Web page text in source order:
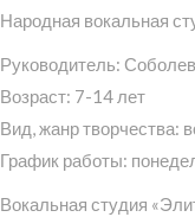
Народная вокальная
Руководитель:
Возраст: 7-14 лет
Вид, жанр творчества:
График работы:
Вокальная студия